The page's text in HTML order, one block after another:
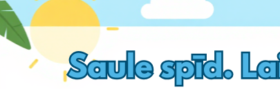
atrast